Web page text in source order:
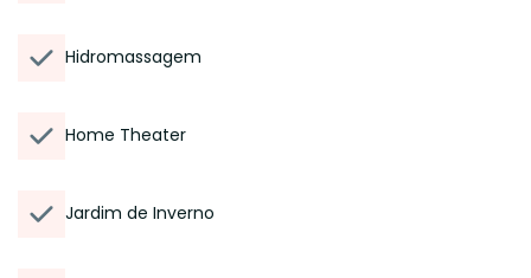
Hidromassagem
Home Theater
Jardim de Inverno